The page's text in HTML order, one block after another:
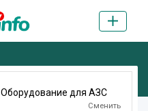
Оборудование для АЗС
Сменить